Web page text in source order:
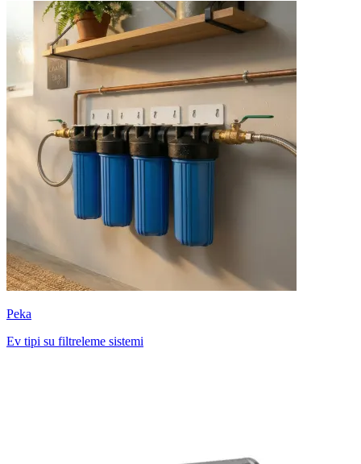
Peka
Ev tipi su filtreleme sistemi